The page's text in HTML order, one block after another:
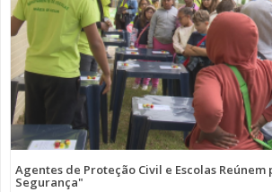
Agentes de Proteção Civil e Escolas
Segurança"